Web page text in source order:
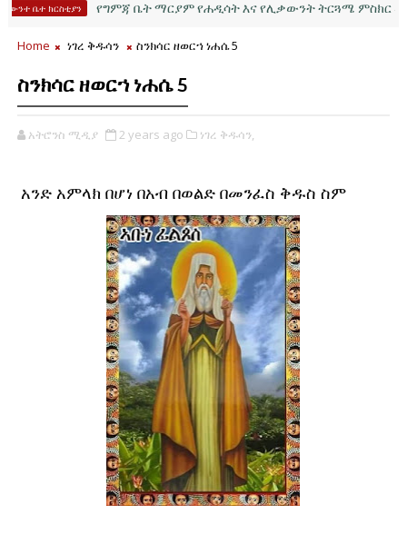
የግምጃ ቤት ማርያም የሐዲሳት እና የሊቃውንት ትርጓሜ ምስክር መምህር
Home ነገረ ቅዱሳን ስንክሳር ዘወርኀ ነሐሴ 5
ስንክሳር ዘወርኀ ነሐሴ 5
አትሮንስ ሚዲያ 2 years ago ነገረ ቅዱሳን,
አንድ አምላክ በሆነ በአብ በወልድ በመንፈስ ቅዱስ ስም